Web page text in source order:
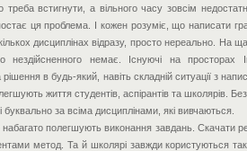
треба встигнути, а вільного часу зовсім
ця проблема. І кожен розуміє, що написати
дисциплінах відразу, просто нереально. На
нездійсненного немає. Існуючі на просторах
в будь-який, навіть складній ситуації з
життя студентів, аспірантів та школярів.
буквально за всіма дисциплінами, які вивчаються.
набагато полегшують виконання завдань. Скачати
метод. Та й школярі завжди користуються